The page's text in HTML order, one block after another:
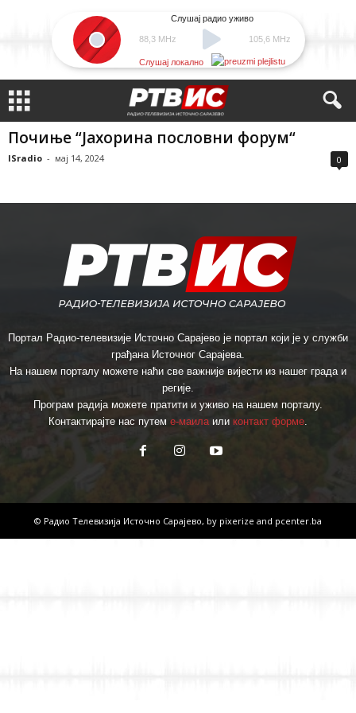
88,3 MHz
Слушај радио уживо
105,6 MHz
Слушај локално
Почиње “Јахорина пословни форум“
ISradio - мај 14, 2024 0
Портал Радио-телевизије Источно Сарајево је портал који је у служби
грађана Источног Сарајева.
На нашем порталу можете наћи све важније вијести из нашег града и
регије.
Програм радија можете пратити и уживо на нашем порталу.
Контактирајте нас путем е-маилаили контакт форме.
© Радио Телевизија Источно Сарајево, by pixerize and pcenter.ba